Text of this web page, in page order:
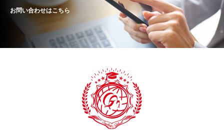
お問い合わせはこちら